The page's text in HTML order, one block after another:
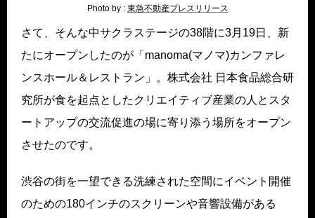
Photo by : 東急不動産プレスリリース
さて、そんな中サクラステージの38階に3月19日、新
たにオープンしたのが「manoma(マノマ)カンファレ
ンスホール＆レストラン」。株式会社 日本食品総合研
究所が食を起点としたクリエイティブ産業の人とスタ
ートアップの交流促進の場に寄り添う場所をオープン
させたのです。
渋谷の街を一望できる洗練された空間にイベント開催
のための180インチのスクリーンや音響設備がある